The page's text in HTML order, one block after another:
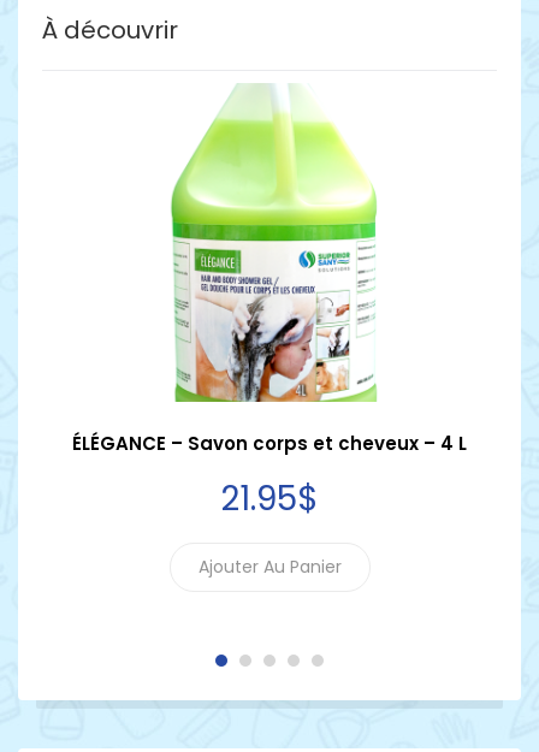
À découvrir
ÉLÉGANCE – Savon corps et cheveux – 4 L
21.95$
Ajouter Au Panier